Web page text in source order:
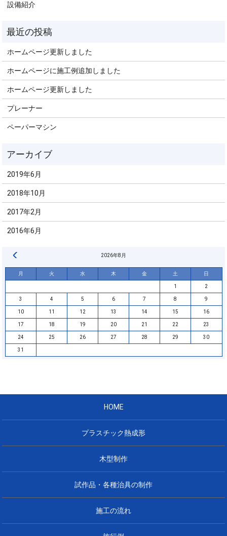
設備紹介
ホームページ更新しました
ホームページに施工例追加しました
ホームページ更新しました
プレーナー
ペーパーマシン
2019年6月
2018年10月
2017年2月
2016年6月
2026年8月
月 火 水 木 金 土 日
1 2
3 4 5 6 7 8 9
10 11 12 13 14 15 16
17 18 19 20 21 22 23
24 25 26 27 28 29 30
31
HOME
プラスチック熱成形
木型制作
試作品・各種治具の制作
施工の流れ